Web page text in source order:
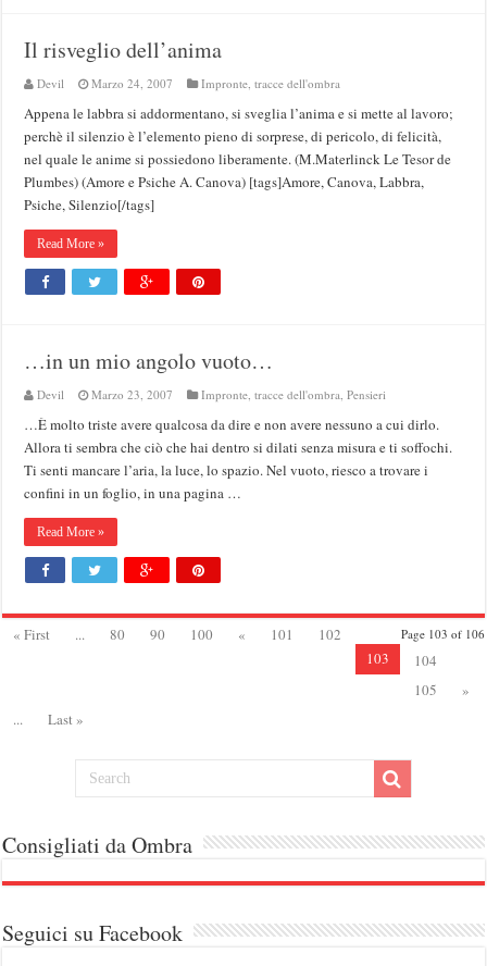
Il risveglio dell’anima
Devil Marzo 24, 2007 Impronte, tracce dell'ombra
Appena le labbra si addormentano, si sveglia l’anima e si mette al lavoro;
perchè il silenzio è l’elemento pieno di sorprese, di pericolo, di felicità,
nel quale le anime si possiedono liberamente. (M.Materlinck Le Tesor de
Plumbes) (Amore e Psiche A. Canova) [tags]Amore, Canova, Labbra,
Psiche, Silenzio[/tags]
Read More »
…in un mio angolo vuoto…
Devil Marzo 23, 2007 Impronte, tracce dell'ombra,Pensieri
…È molto triste avere qualcosa da dire e non avere nessuno a cui dirlo.
Allora ti sembra che ciò che hai dentro si dilati senza misura e ti soffochi.
Ti senti mancare l’aria, la luce, lo spazio. Nel vuoto, riesco a trovare i
confini in un foglio, in una pagina …
Read More »
Page 103 of 106
« First ... 80 90 100 « 101
102
103
104
105
»
...
Last »
Consigliati da Ombra
Seguici su Facebook